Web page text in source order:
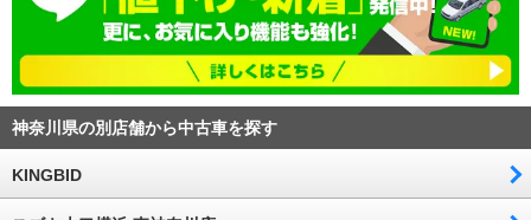
神奈川県の別店舗から中古車を探す
KINGBID